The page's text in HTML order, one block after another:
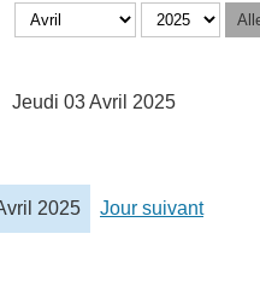
Jeudi 03 Avril 2025
2025 Jour suivant